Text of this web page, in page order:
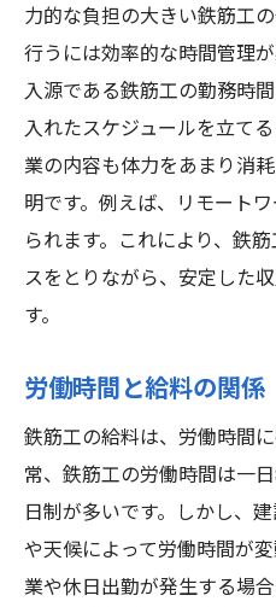
力的な負担の大きい鉄筋工
行うには効率的な時間管理
入源である鉄筋工の勤務時
入れたスケジュールを立て
業の内容も体力をあまり消
明です。例えば、リモート
られます。これにより、鉄
スをとりながら、安定した
す。
労働時間と給料の関係
鉄筋工の給料は、労働時間
常、鉄筋工の労働時間は一
日制が多いです。しかし、
や天候によって労働時間が
業や休日出勤が発生する場